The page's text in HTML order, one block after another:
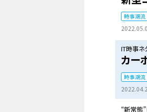
時事潮流
IT時事ネ
カー
時事潮流
“新常態”